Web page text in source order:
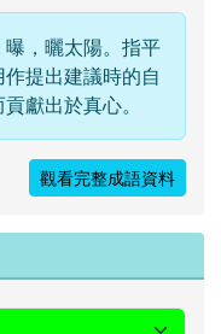
，曬太陽。指平
提出建議時的自
獻出於真心。
觀看完整成語資料